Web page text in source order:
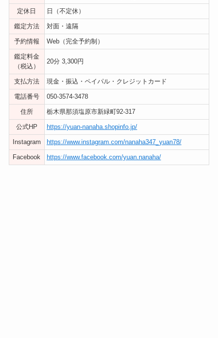
定休日 日（不定休）
鑑定方法 対面・遠隔
予約情報 Web（完全予約制）
鑑定料金
（税込）
20分 3,300円
支払方法 現金・振込・ペイパル・クレジットカード
電話番号 050-3574-3478
住所 栃木県那須塩原市新緑町92-317
公式HP https://yuan-nanaha.shopinfo.jp/
Instagram https://www.instagram.com/nanaha347_yuan78/
Facebook https://www.facebook.com/yuan.nanaha/